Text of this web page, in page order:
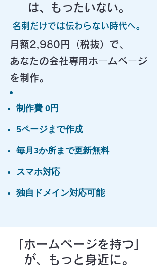
は、もったいない。
名刺だけでは伝わらない時代へ。
月額2,980円（税抜）で、
あなたの会社専用ホームページ
を制作。
制作費 0円
5ページまで作成
毎月3か所まで更新無料
スマホ対応
独自ドメイン対応可能
「ホームページを持つ」
が、もっと身近に。